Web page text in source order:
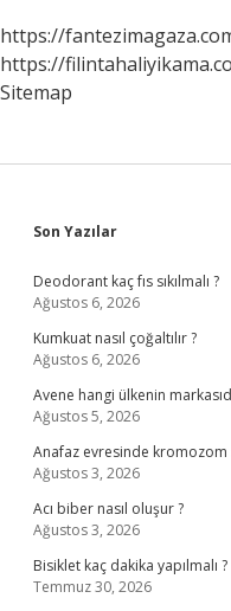
https://
https://
Sitemap
Sidebar
Son Yazılar
Deodorant kaç fıs sıkılmalı ?
Ağustos 6, 2026
Kumkuat nasıl çoğaltılır ?
Ağustos 6, 2026
Avene hangi ülkenin
Ağustos 5, 2026
Anafaz evresinde kromozom
Ağustos 3, 2026
Acı biber nasıl oluşur ?
Ağustos 3, 2026
Bisiklet kaç dakika yapılmalı ?
Temmuz 30, 2026